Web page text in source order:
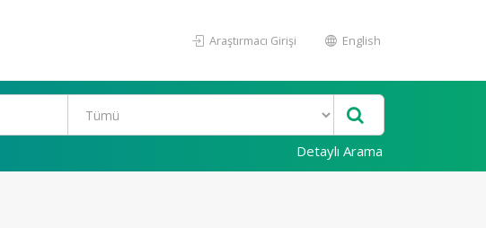
Araştırmacı Girişi English
Detaylı Arama